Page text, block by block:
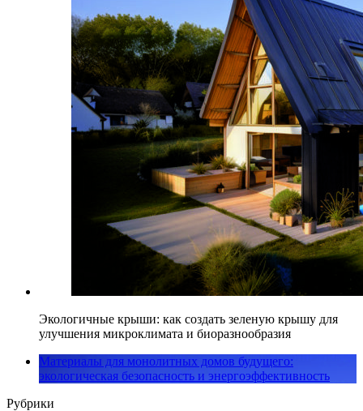
Экологичные крыши: как создать зеленую крышу для
улучшения микроклимата и биоразнообразия
Материалы для монолитных домов будущего:
экологическая безопасность и энергоэффективность
Рубрики